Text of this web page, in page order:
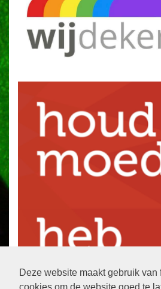
Deze website maakt gebruik van
cookies om de website goed te